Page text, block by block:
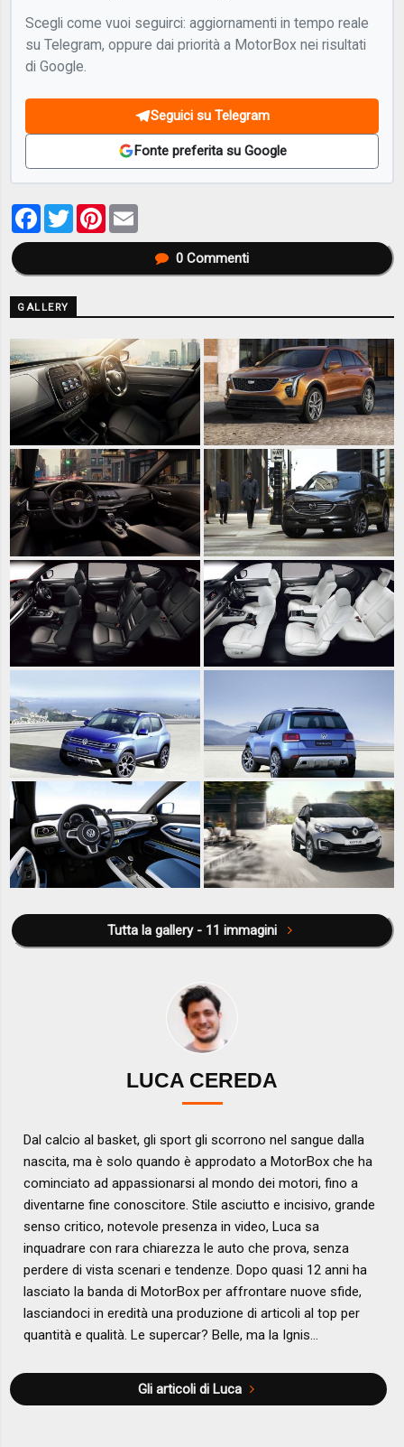
Scegli come vuoi seguirci: aggiornamenti in tempo reale
su Telegram, oppure dai priorità a MotorBox nei risultati
di Google.
Seguici su Telegram
Fonte preferita su Google
Facebook
TwitterPinterest
0Commenti
GALLERY
Tutta la gallery - 11 immagini
LUCA CEREDA
Dal calcio al basket, gli sport gli scorrono nel sangue dalla
nascita, ma è solo quando è approdato a MotorBox che ha
cominciato ad appassionarsi al mondo dei motori, fino a
diventarne fine conoscitore. Stile asciutto e incisivo, grande
senso critico, notevole presenza in video, Luca sa
inquadrare con rara chiarezza le auto che prova, senza
perdere di vista scenari e tendenze. Dopo quasi 12 anni ha
lasciato la banda di MotorBox per affrontare nuove sfide,
lasciandoci in eredità una produzione di articoli al top per
quantità e qualità. Le supercar? Belle, ma la Ignis...
Gli articoli di Luca